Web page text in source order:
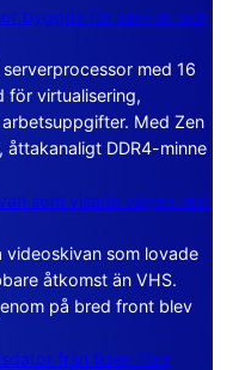
byggda för servrar och
med 16
för virtualisering,
Med Zen
DDR4-minne
som visade vägen mot
videoskivan som lovade
åtkomst än VHS.
på bred front blev
från tiden före